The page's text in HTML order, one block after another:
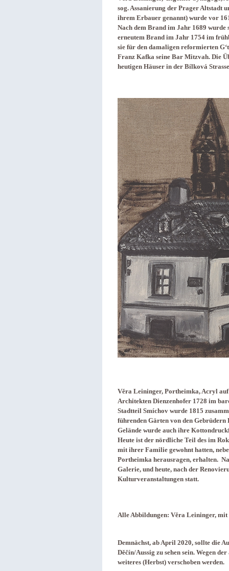
sog. Assanierung der Prager Altstadt
ihrem Erbauer genannt) wurde vor
Nach dem Brand im Jahr 1689
erneutem Brand im Jahr 1754 im
sie für den damaligen reformierten
Franz Kafka seine Bar Mitzvah. Die
heutigen Häuser in der Bílková
Věra Leininger, Portheimka, Acryl
Architekten Dienzenhofer 1728 im
Stadtteil Smíchov wurde 1815
führenden Gärten von den Gebrüdern
Gelände wurde auch ihre
Heute ist der nördliche Teil des im
mit ihrer Familie gewohnt hatten,
Portheimka herausragen, erhalten.
Galerie, und heute, nach der
Kulturveranstaltungen statt.
Alle Abbildungen: Věra Leininger,
Demnächst, ab April 2020, sollte die
Děčín/Aussig zu sehen sein. Wegen
weiteres (Herbst) verschoben werden.